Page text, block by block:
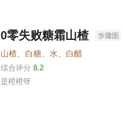
0零失败糖霜山楂
山楂 白糖 水 白醋
综合评分 8.2
是橙橙呀